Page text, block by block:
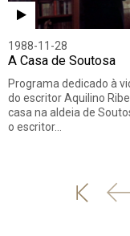
1988-11-28
A Casa de Soutosa
Programa dedicado à
do escritor Aquilino
casa na aldeia de
o escritor…
'
'